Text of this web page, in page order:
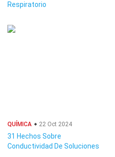
Respiratorio
QUÍMICA 22 Oct 2024
31 Hechos Sobre
Conductividad De Soluciones